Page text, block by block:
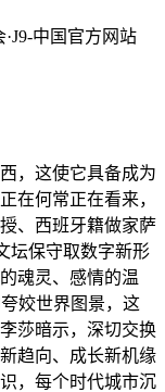
·J9-中国官方网站
，这使它具备成为
在何常正在看来，
、西班牙籍做家萨
坛保守取数字新形
魂灵、感情的温
姣世界图景，这
莎暗示，深切交换
趋向、成长新机缘
，每个时代城市沉